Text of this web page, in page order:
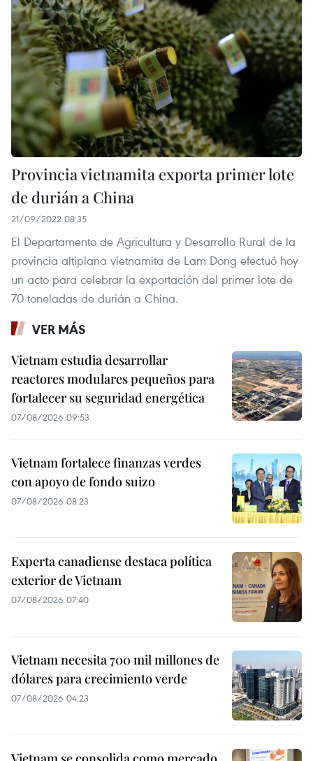
Provincia vietnamita exporta primer lote
de durián a China
21/09/2022 08:35
El Departamento de Agricultura y Desarrollo Rural de la
provincia altiplana vietnamita de Lam Dong efectuó hoy
un acto para celebrar la exportación del primer lote de
70 toneladas de durián a China.
VER MÁS
Vietnam estudia desarrollar
reactores modulares pequeños para
fortalecer su seguridad energética
07/08/2026 09:53
Vietnam fortalece finanzas verdes
con apoyo de fondo suizo
07/08/2026 08:23
Experta canadiense destaca política
exterior de Vietnam
07/08/2026 07:40
Vietnam necesita 700 mil millones de
dólares para crecimiento verde
07/08/2026 04:23